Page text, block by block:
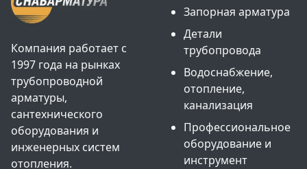
Компания работает с
1997 года на рынках
трубопроводной
арматуры,
сантехнического
оборудования и
инженерных систем
отопления.
Запорная арматура
Детали
трубопровода
Водоснабжение,
отопление,
канализация
Профессиональное
оборудование и
инструмент